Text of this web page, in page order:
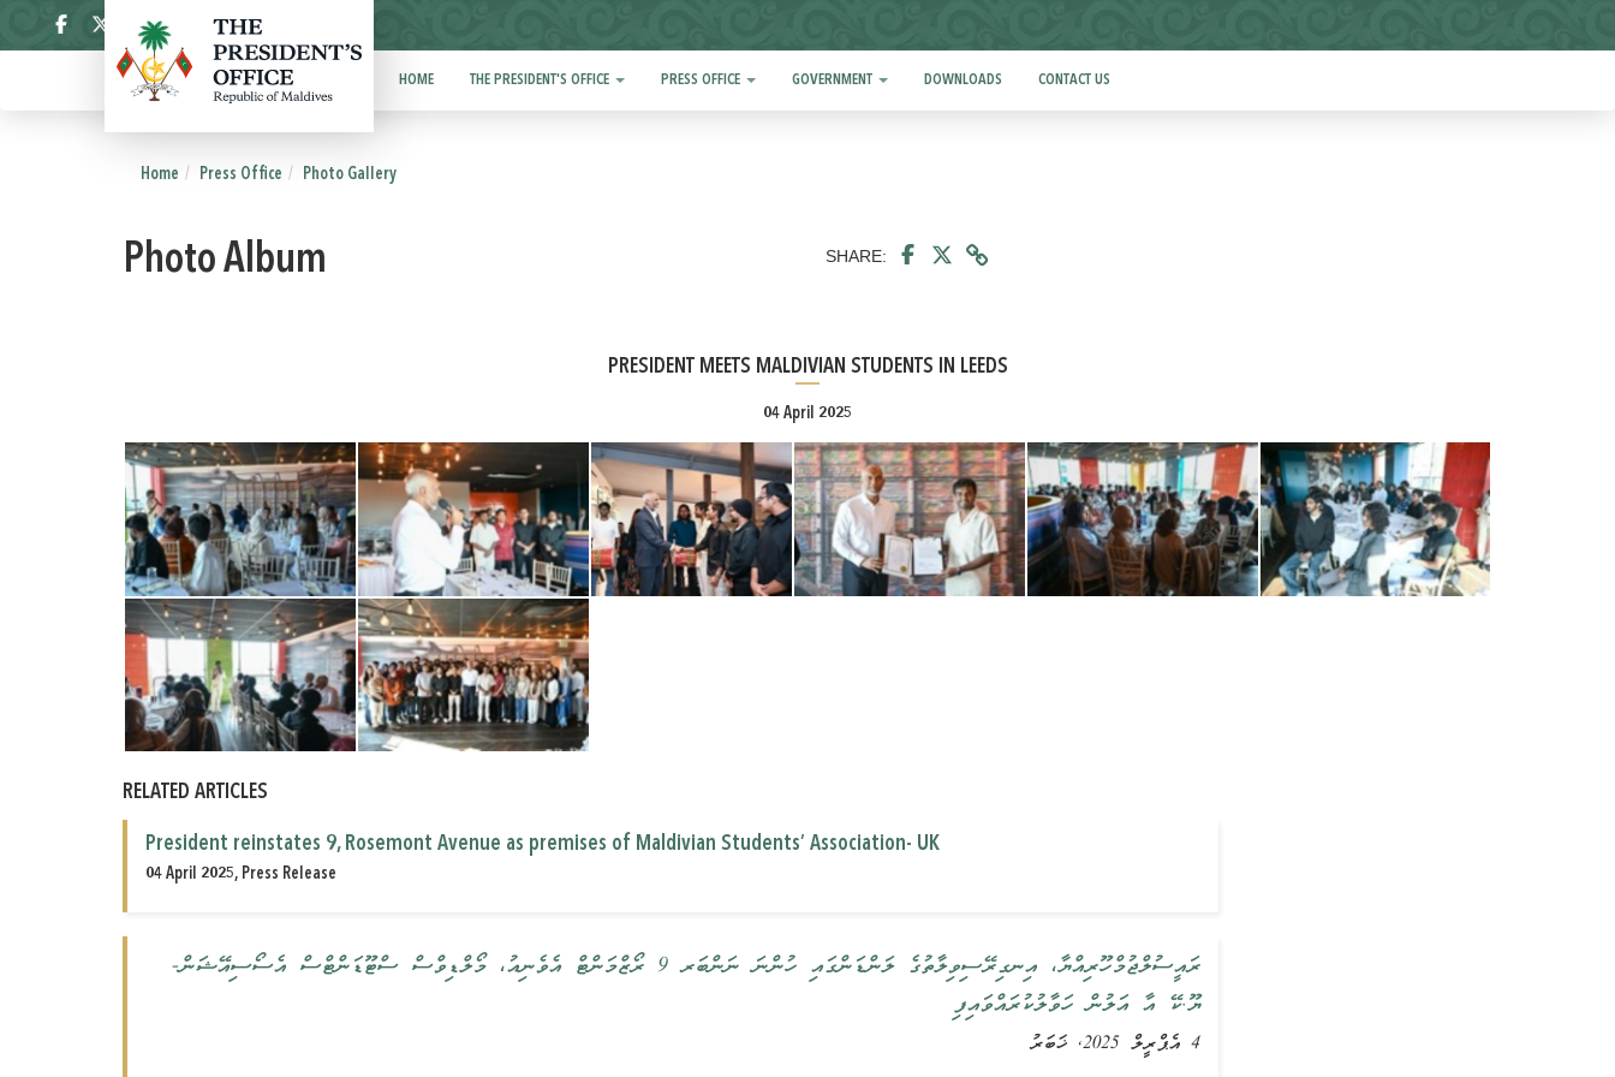
HOME THE PRESIDENT'S OFFICE PRESS OFFICE GOVERNMENT DOWNLOADS CONTACT US
Home Press Office Photo Gallery
Photo Album SHARE:
PRESIDENT MEETS MALDIVIAN STUDENTS IN LEEDS
04 April 2025
RELATED ARTICLES
President reinstates 9, Rosemont Avenue as premises of Maldivian Students’ Association- UK
04 April 2025, Press Release
ރައީސުލްޖުމްހޫރިއްޔާ، އިނގިރޭސިވިލާތުގެ ލަންޑަންގައި ހުންނަ ނަންބަރ 9 ރޯޒްމަންޓް އެވެނިއު، މޯލްޑިވްސް ސްޓޫޑަންޓްސް އެސޯސިއޭޝަން-
ޔޫ.ކޭ އާ އަލުން ހަވާލުކުރައްވައިފި
4 އެޕްރީލް 2025, ޚަބަރު